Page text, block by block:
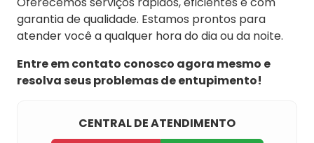
garantia de qualidade. Estamos prontos para
atender você a qualquer hora do dia ou da noite.
Entre em contato conosco agora mesmo e
resolva seus problemas de entupimento!
CENTRAL DE ATENDIMENTO